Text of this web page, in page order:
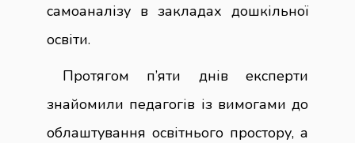
самоаналізу в закладах дошкільної
освіти.
Протягом п’яти днів експерти
знайомили педагогів із вимогами до
облаштування освітнього простору, а